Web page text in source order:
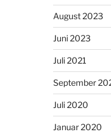
August 2023
Juni 2023
Juli 2021
September
Juli 2020
Januar 2020